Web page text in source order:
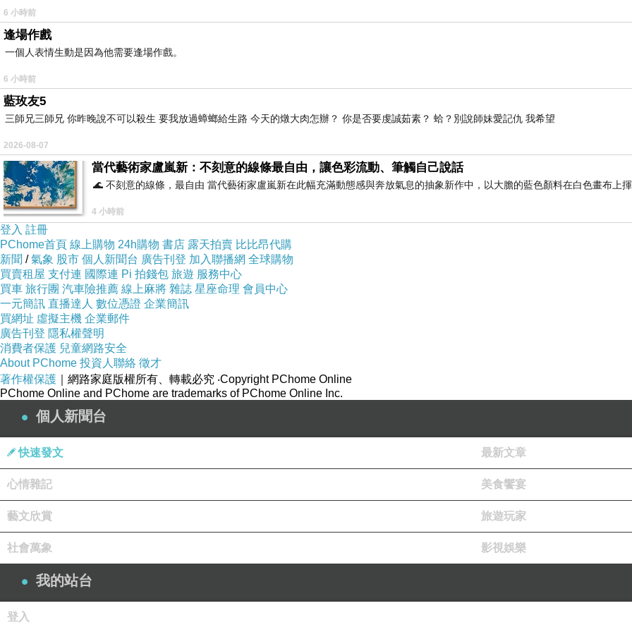
6 小時前
逢場作戲
一個人表情生動是因為他需要逢場作戲。
6 小時前
藍玫友5
三師兄三師兄 你昨晚說不可以殺生 要我放過蟑螂給生路 今天的燉大肉怎辦？ 你是否要虔誠茹素？ 蛤？別說師妹愛記仇 我希望
2026-08-07
當代藝術家盧嵐新：不刻意的線條最自由，讓色彩流動、筆觸自己說話
🌊 不刻意的線條，最自由 當代藝術家盧嵐新在此幅充滿動態感與奔放氣息的抽象新作中，以大膽的藍色顏料在白色畫布上
4 小時前
登入 註冊
PChome首頁 線上購物 24h購物 書店 露天拍賣 比比昂代購
新聞 /氣象 股市 個人新聞台 廣告刊登 加入聯播網 全球購物
買賣租屋 支付連 國際連 Pi 拍錢包 旅遊 服務中心
買車 旅行團 汽車險推薦 線上麻將 雜誌 星座命理 會員中心
一元簡訊 直播達人 數位憑證 企業簡訊
買網址 虛擬主機 企業郵件
廣告刊登 隱私權聲明
消費者保護 兒童網路安全
About PChome 投資人聯絡 徵才
著作權保護 ｜網路家庭版權所有、轉載必究 ‧Copyright PChome Online
PChome Online and PChome are trademarks of PChome Online Inc.
個人新聞台
快速發文 最新文章
心情雜記 美食饗宴
藝文欣賞 旅遊玩家
社會萬象 影視娛樂
我的站台
登入